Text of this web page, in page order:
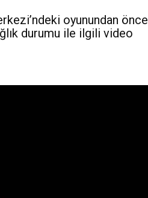
oyunundan önce
durumu ile ilgili video